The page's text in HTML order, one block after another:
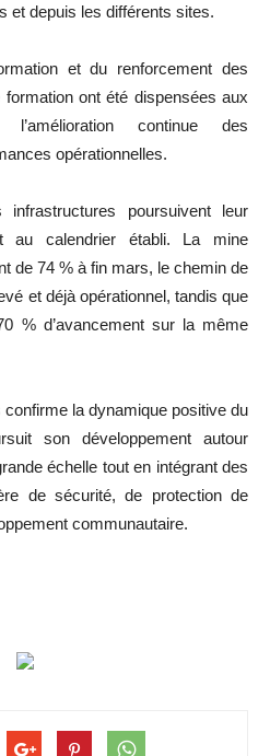
et depuis les différents sites.
et du renforcement des
ont été dispensées aux
continue des
opérationnelles.
poursuivent leur
au calendrier établi. La mine
de 74 % à fin mars, le chemin de
et déjà opérationnel, tandis que
% d’avancement sur la même
confirme la dynamique positive du
son développement autour
échelle tout en intégrant des
de sécurité, de protection de
communautaire.